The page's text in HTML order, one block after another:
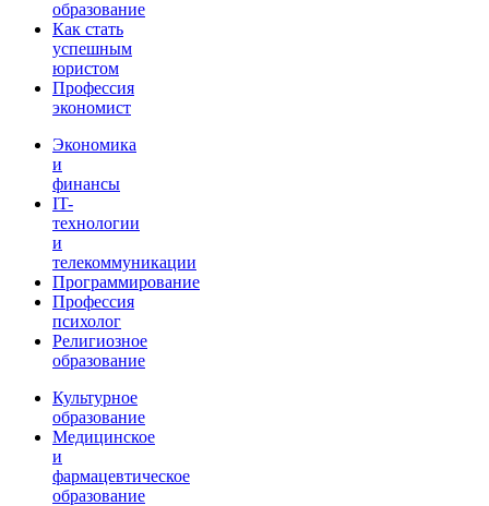
образование
Как стать
успешным
юристом
Профессия
экономист
Экономика
и
финансы
IT-
технологии
и
телекоммуникации
Программирование
Профессия
психолог
Религиозное
образование
Культурное
образование
Медицинское
и
фармацевтическое
образование